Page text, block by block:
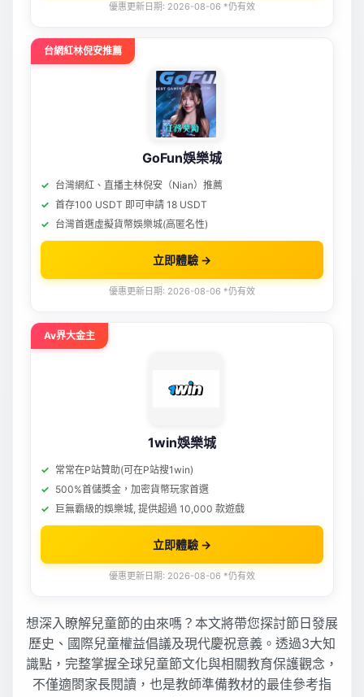
優惠更新日期: 2026-08-06 *仍有效
台網紅林倪安推薦
GoFun娛樂城
台灣網紅、直播主林倪安（Nian）推薦
首存100 USDT 即可申請 18 USDT
台灣首選虛擬貨幣娛樂城(高匿名性)
立即體驗 →
優惠更新日期: 2026-08-06 *仍有效
Av界大金主
1win娛樂城
常常在P站贊助(可在P站搜1win)
500%首儲獎金，加密貨幣玩家首選
巨無霸級的娛樂城, 提供超過 10,000 款遊戲
立即體驗 →
優惠更新日期: 2026-08-06 *仍有效
想深入瞭解兒童節的由來嗎？本文將帶您探討節日發展
歷史、國際兒童權益倡議及現代慶祝意義。透過3大知
識點，完整掌握全球兒童節文化與相關教育保護觀念，
不僅適閤家長閱讀，也是教師準備教材的最佳參考指